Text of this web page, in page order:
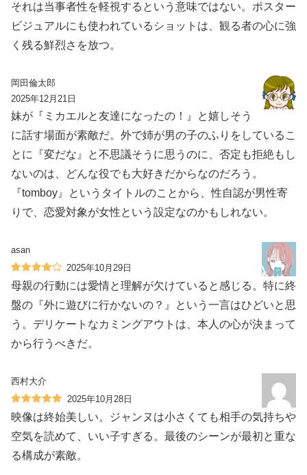
それは当事者性を軽視するという意味ではない。ポスター
ビジュアルにも使われているショットは、観る者の心に強
く残る鮮烈さを放つ。
岡田倫太郎
2025年12月21日
妹が『ミカエルと友達になったの！』と嬉しそう
に話す場面が素敵だ。外で姉が男の子のふりをしているこ
とに『変だな』と不思議そうに思うのに、否定も拒絶もし
ないのは、どんな役でも大好きだからなのだろう。
『tomboy』というタイトルのことから、性自認が男性寄
りで、恋愛対象が女性という設定なのかもしれない。
asan
2025年10月29日
母親の行動には愛情と理解が欠けていると感じる。特に終
盤の『外に遊びに行かないの？』という一言はひどいと思
う。デリケートなカミングアウトは、本人の心が決まって
から行うべきだ。
西村大介
2025年10月28日
映像は終始美しい。ジャンヌは小さくても相手の気持ちや
空気を読めて、いい子すぎる。最後のシーンが最初と重な
る構成が素敵。